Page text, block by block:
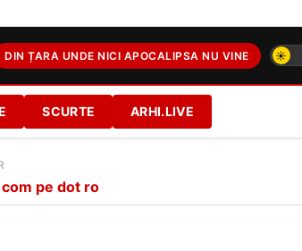
DIN ȚARA UNDE NICI APOCALIPSA NU VINE
SCURTE ARHI.LIVE
pe dot ro